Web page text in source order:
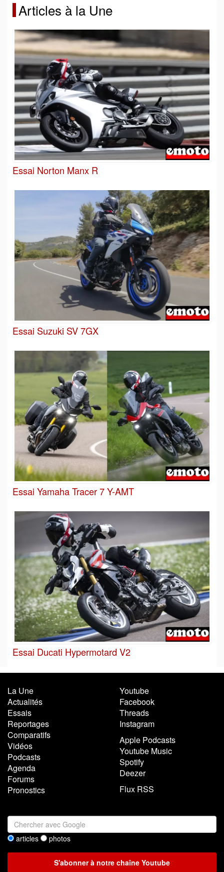
Articles à la Une
Essai Norton Manx R
Essai Suzuki SV 7GX
Essai Yamaha Tracer 7 Y-AMT
Essai Ducati Hypermotard V2
La Une
Actualités
Essais
Reportages
Comparatifs
Vidéos
Podcasts
Agenda
Forums
Pronostics
Youtube
Facebook
Threads
Instagram
Apple Podcasts
Youtube Music
Spotify
Deezer
Flux RSS
articles photos